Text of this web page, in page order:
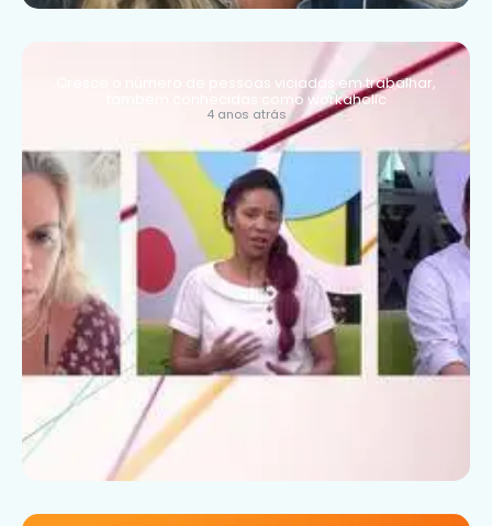
Cresce o número de pessoas viciadas em trabalhar,
também conhecidas como workaholic
4 anos atrás